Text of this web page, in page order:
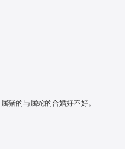
猪的与属蛇的合婚好不好。
长沙梅溪湖金茂豪华精选